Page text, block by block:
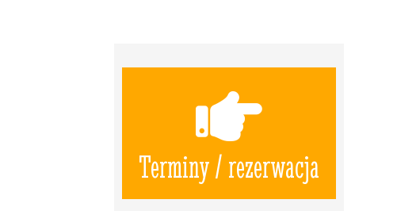
Terminy / rezerwacja